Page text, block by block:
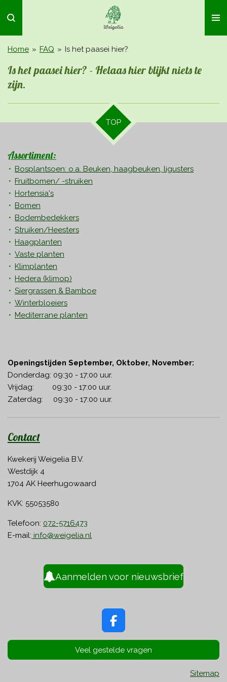
direct
naar
de
Home » FAQ » Is het paasei hier?
Is het paasei hier? - Helaas hier blijkt niets te
zijn.
TOP
Assortiment:
Bosplantsoen: o.a. Beuken, haagbeuken, ligusters
Fruitbomen/ -struiken
Hortensia's
Bomen
Bodembedekkers
Struiken/Heesters
Haagplanten
Vaste planten
Klimplanten
Hedera (klimop)
Siergrassen & Bamboe
Winterbloeiers
Mediterrane planten
Openingstijden September, Oktober, November:
Donderdag: 09:30 - 17:00 uur.
Vrijdag: 09:30 - 17:00 uur.
Zaterdag: 09:30 - 17:00 uur.
Contact
Kwekerij Weigelia B.V.
Westdijk 4
1704 AK Heerhugowaard
KVK: 55053580
Telefoon: 072-5716473
E-mail: info@weigelia.nl
Aanmelden voor nieuwsbrief
F
c
e
Veel gestelde vragen
Sitemap